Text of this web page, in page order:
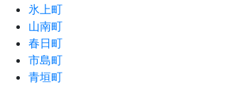
氷上町
山南町
春日町
市島町
青垣町